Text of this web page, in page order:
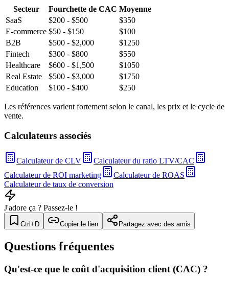
Secteur Fourchette de CAC Moyenne
SaaS
$200 - $500 $350
E-commerce $50 - $150 $100
B2B
$500 - $2,000 $1250
Fintech
$300 - $800 $550
Healthcare
$600 - $1,500 $1050
Real Estate
$500 - $3,000 $1750
Education
$100 - $400 $250
Les références varient fortement selon le canal, les prix et le cycle de
vente.
Calculateurs associés
Calculateur de CLV
Calculateur du ratio LTV/CAC
Calculateur de ROI marketing
Calculateur de ROAS
Calculateur de taux de conversion
J'adore ça ? Passez-le !
Ctrl+D Copier le lien Partagez avec des amis
Questions fréquentes
Qu'est-ce que le coût d'acquisition client (CAC) ?